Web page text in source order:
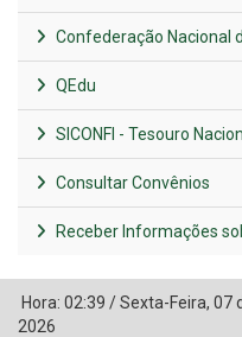
Confederação Nacional
QEdu
SICONFI - Tesouro
Consultar Convênios
Receber Informações
Hora: 02:39 /Sexta-Feira, 07
2026